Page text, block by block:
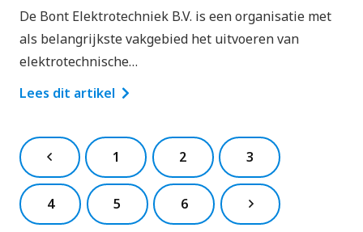
De Bont Elektrotechniek B.V. is een organisatie met
als belangrijkste vakgebied het uitvoeren van
elektrotechnische…
Lees dit artikel
1 2 3
4 5 6